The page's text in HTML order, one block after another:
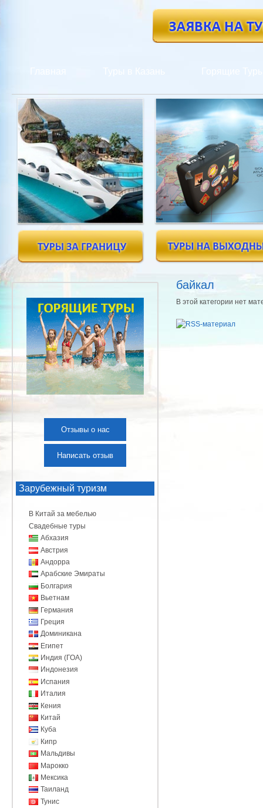
байкал
В этой категории нет
Отзывы о нас
Написать отзыв
Зарубежный туризм
В Китай за мебелью
Свадебные туры
Абхазия
Австрия
Андорра
Арабские Эмираты
Болгария
Вьетнам
Германия
Греция
Доминикана
Египет
Индия (ГОА)
Индонезия
Испания
Италия
Кения
Китай
Куба
Кипр
Мальдивы
Марокко
Мексика
Таиланд
Тунис